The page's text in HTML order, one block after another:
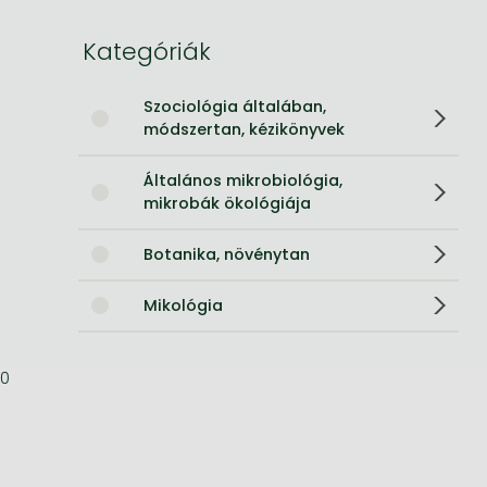
Bleach mangaKategóriák
Szociológia általában,
módszertan, kézikönyvek
Általános mikrobiológia,
mikrobák ökológiája
Botanika, növénytan
Mikológia
0